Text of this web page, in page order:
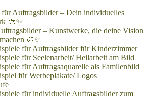
für Auftragsbilder – Dein individuelles
🎨✨
– Kunstwerke, die deine Vision
🎨✨
für Auftragsbilder für Kinderzimmer
für Seelenarbeit/ Heilarbeit am Bild
für Auftragsaquarelle als Familenbild
für Werbeplakate/ Logos
für individuelle Auftragsbilder zum